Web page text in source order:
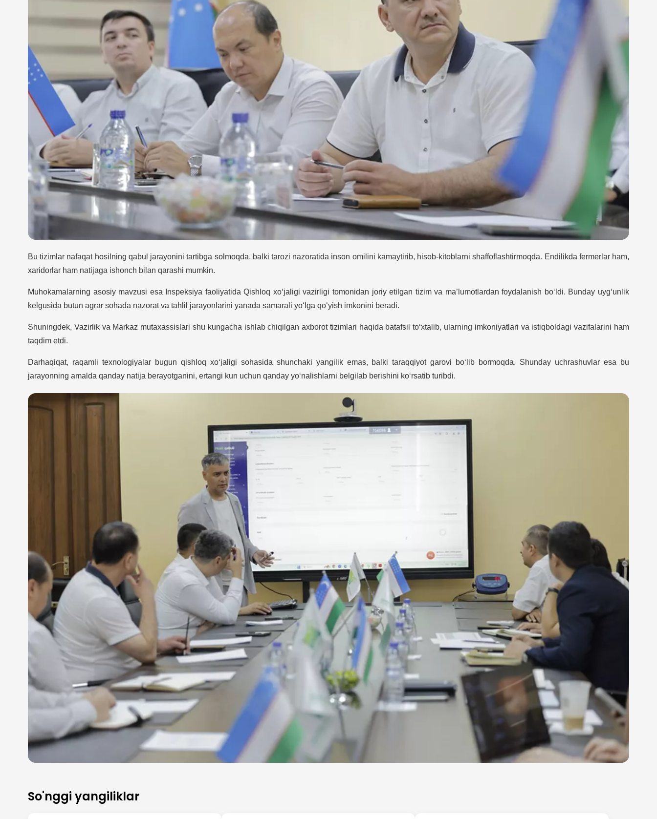
Bu tizimlar nafaqat hosilning qabul jarayonini tartibga solmoqda, balki tarozi nazoratida inson omilini kamaytirib, hisob-kitoblarni shaffoflashtirmoqda. Endilikda fermerlar ham,
xaridorlar ham natijaga ishonch bilan qarashi mumkin.
Muhokamalarning asosiy mavzusi esa Inspeksiya faoliyatida Qishloq xo‘jaligi vazirligi tomonidan joriy etilgan tizim va ma’lumotlardan foydalanish bo‘ldi. Bunday uyg‘unlik
kelgusida butun agrar sohada nazorat va tahlil jarayonlarini yanada samarali yo‘lga qo‘yish imkonini beradi.
Shuningdek, Vazirlik va Markaz mutaxassislari shu kungacha ishlab chiqilgan axborot tizimlari haqida batafsil to‘xtalib, ularning imkoniyatlari va istiqboldagi vazifalarini ham
taqdim etdi.
Darhaqiqat, raqamli texnologiyalar bugun qishloq xo‘jaligi sohasida shunchaki yangilik emas, balki taraqqiyot garovi bo‘lib bormoqda. Shunday uchrashuvlar esa bu
jarayonning amalda qanday natija berayotganini, ertangi kun uchun qanday yo‘nalishlarni belgilab berishini ko‘rsatib turibdi.
So'nggi yangiliklar